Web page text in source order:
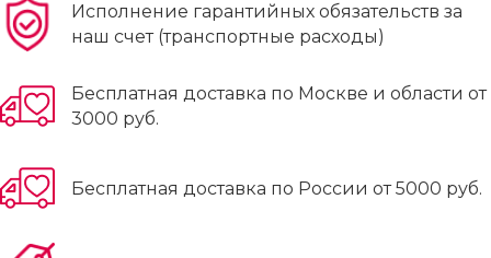
Исполнение гарантийных обязательств за
наш счет (транспортные расходы)
Бесплатная доставка по Москве и области от
3000 руб.
Бесплатная доставка по России от 5000 руб.